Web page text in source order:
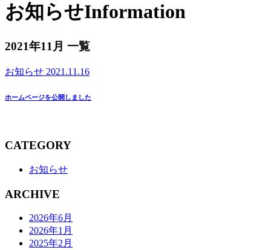
お知らせInformation
2021年11月 一覧
お知らせ 2021.11.16
ホームページを公開しました
CATEGORY
お知らせ
ARCHIVE
2026年6月
2026年1月
2025年2月